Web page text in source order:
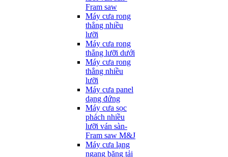
Fram saw
Máy cưa rong
thẳng nhiều
lưỡi
Máy cưa rong
thẳng lưỡi dưới
Máy cưa rong
thẳng nhiều
lưỡi
Máy cưa panel
dạng đứng
Máy cưa sọc
phách nhiều
lưỡi ván sàn-
Fram saw M&J
Máy cưa lạng
ngang băng tải